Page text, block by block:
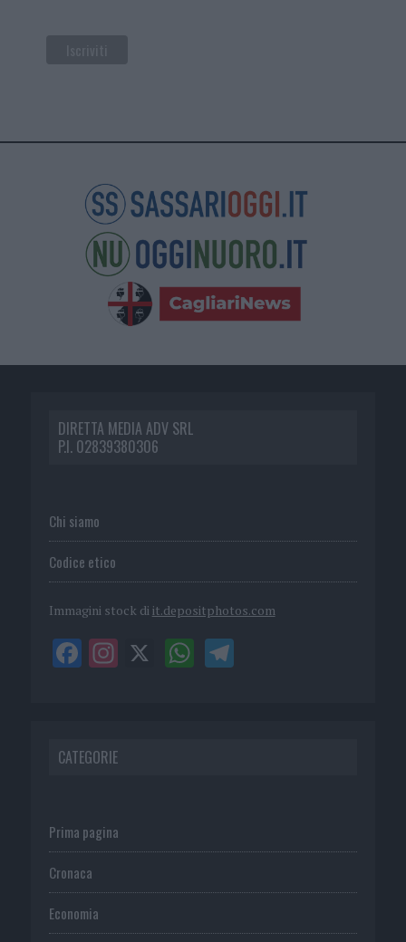
DIRETTA MEDIA ADV SRL
P.I. 02839380306
Chi siamo
Codice etico
Immagini stock di it.depositphotos.com
CATEGORIE
Prima pagina
Cronaca
Economia